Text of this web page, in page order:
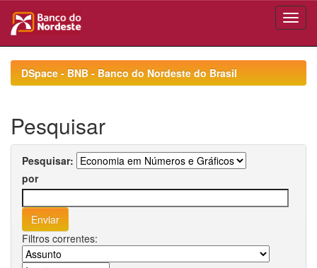
navigationDSpace - BNB - Banco do Nordeste do Brasil
Pesquisar
Pesquisar:
por
Filtros correntes: